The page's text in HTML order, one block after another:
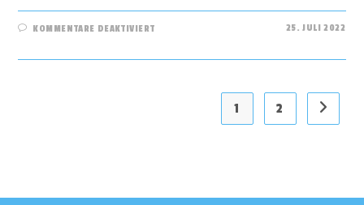
KOMMENTARE DEAKTIVIERTFÜR
2022/23
25. JULI 2022
1 2 Gehe